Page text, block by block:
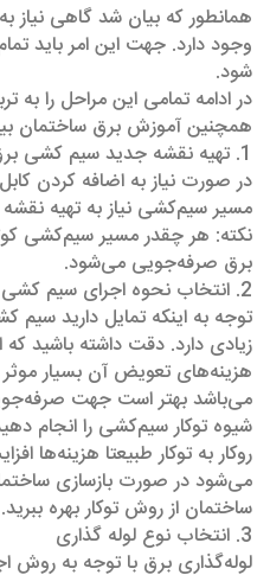
همانطور که بیان شد گاهی
وجود دارد. جهت این امر باید
شود.
در ادامه تمامی این مراحل را
همچنین آموزش برق ساختمان
1. تهیه نقشه جدید سیم کشی برق
در صورت نیاز به اضافه کردن
مسیر سیم‌کشی نیاز به تهیه
نکته: هر چقدر مسیر سیم‌کشی
برق صرفه‌جویی می‌شود.
2. انتخاب نحوه اجرای سیم کشی برق
توجه به اینکه تمایل دارید سیم
زیادی دارد. دقت داشته باشید
هزینه‌های تعویض آن بسیار
می‌باشد بهتر است جهت
شیوه توکار سیم‌کشی را انجام
روکار به توکار طبیعتا هزینه‌ها
می‌شود در صورت بازسازی
ساختمان از روش توکار بهره ببرید.
3. انتخاب نوع لوله گذاری
لوله‌گذاری برق با توجه به روش